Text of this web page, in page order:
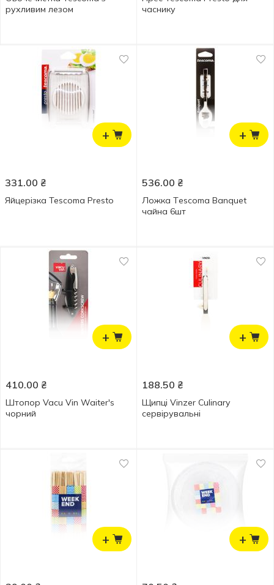
рухливим лезом
часнику
+
331.00 ₴
Яйцерізка Tescoma Presto
+
536.00 ₴
Ложка Тescoma Banquet
чайна 6шт
+
410.00 ₴
Штопор Vacu Vin Waiter's
чорний
+
188.50 ₴
Щипці Vinzer Culinary
сервірувальні
+ +